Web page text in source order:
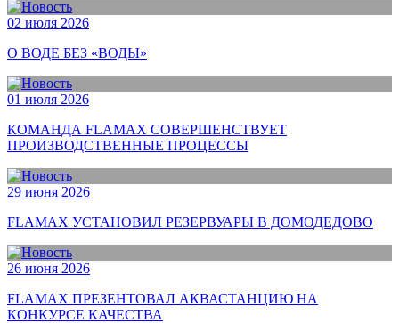
02 июля 2026
О ВОДЕ БЕЗ «ВОДЫ»
01 июля 2026
КОМАНДА FLAMAX СОВЕРШЕНСТВУЕТ
ПРОИЗВОДСТВЕННЫЕ ПРОЦЕССЫ
29 июня 2026
FLAMAX УСТАНОВИЛ РЕЗЕРВУАРЫ В ДОМОДЕДОВО
26 июня 2026
FLAMAX ПРЕЗЕНТОВАЛ АКВАСТАНЦИЮ НА
КОНКУРСЕ КАЧЕСТВА